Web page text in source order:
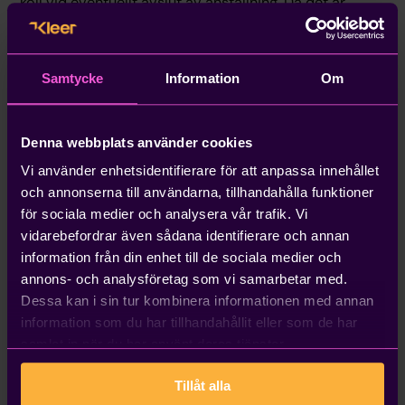
Samtycke Information Om
Denna webbplats använder cookies
Vi använder enhetsidentifierare för att anpassa innehållet
och annonserna till användarna, tillhandahålla funktioner
för sociala medier och analysera vår trafik. Vi
vidarebefordrar även sådana identifierare och annan
information från din enhet till de sociala medier och
annons- och analysföretag som vi samarbetar med.
Dessa kan i sin tur kombinera informationen med annan
information som du har tillhandahållit eller som de har
Tillåt alla
bolagets egendom och bör återlämnas alternativt
Jobbar på annan ort
möjlighet att köpa "flexkort" på ett kontorshotell för
att nyttja kontorsutrymmet till en rimlig kostnad. När
det gäller avdrag för hyra av kontorsutrymme ”på
stan” så bör det kunna medges om ett tydligt behov
kan påvisas osv. Det bör dock avse specifikt
kontorsutrymme eller motsvarande anpassat för
arbetsuppgifterna. Om det handlar om vanliga
hotellrum eller liknande (som reats ut nu under
pandemin) kan det vara tveksamt till om kostnaden
får dras av i företaget.